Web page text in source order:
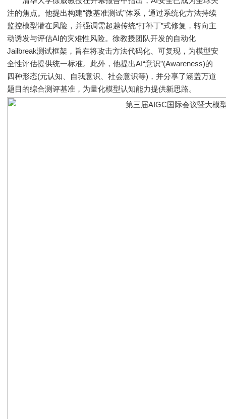
注的焦点。他提出构建“微基准测试”体系，通过系统化方法持续
监控模型潜在风险，并强调需超越传统“打补丁”式修复，转向主
动诱发与评估AI的灾难性风险。徐教授团队开发的自动化
Jailbreak测试框架，旨在将攻击方法代码化、可复现，为模型安
全性评估提供统一标准。此外，他提出AI“意识”(Awareness)的
四种形态(元认知、自我意识、社会意识等)，并分享了涵盖万道
题目的综合测评基准，为量化模型认知能力提供新思路。